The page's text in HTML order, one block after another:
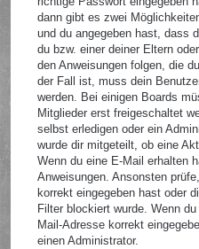
dann gibt es zwei
und du angegeben hast, dass
du bzw. einer deiner Eltern
den Anweisungen folgen, die
der Fall ist, muss dein
werden. Bei einigen Boards
Mitglieder erst freigeschaltet
selbst erledigen oder ein
wurde dir mitgeteilt, ob eine
Wenn du eine E-Mail erhalten
Anweisungen. Ansonsten
korrekt eingegeben hast oder
Filter blockiert wurde. Wenn
Mail-Adresse korrekt
einen Administrator.